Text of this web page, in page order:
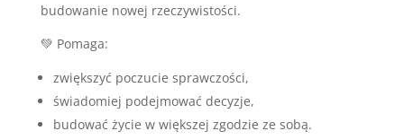
budowanie nowej rzeczywistości.
💚 Pomaga:
zwiększyć poczucie sprawczości,
świadomiej podejmować decyzje,
budować życie w większej zgodzie ze sobą.